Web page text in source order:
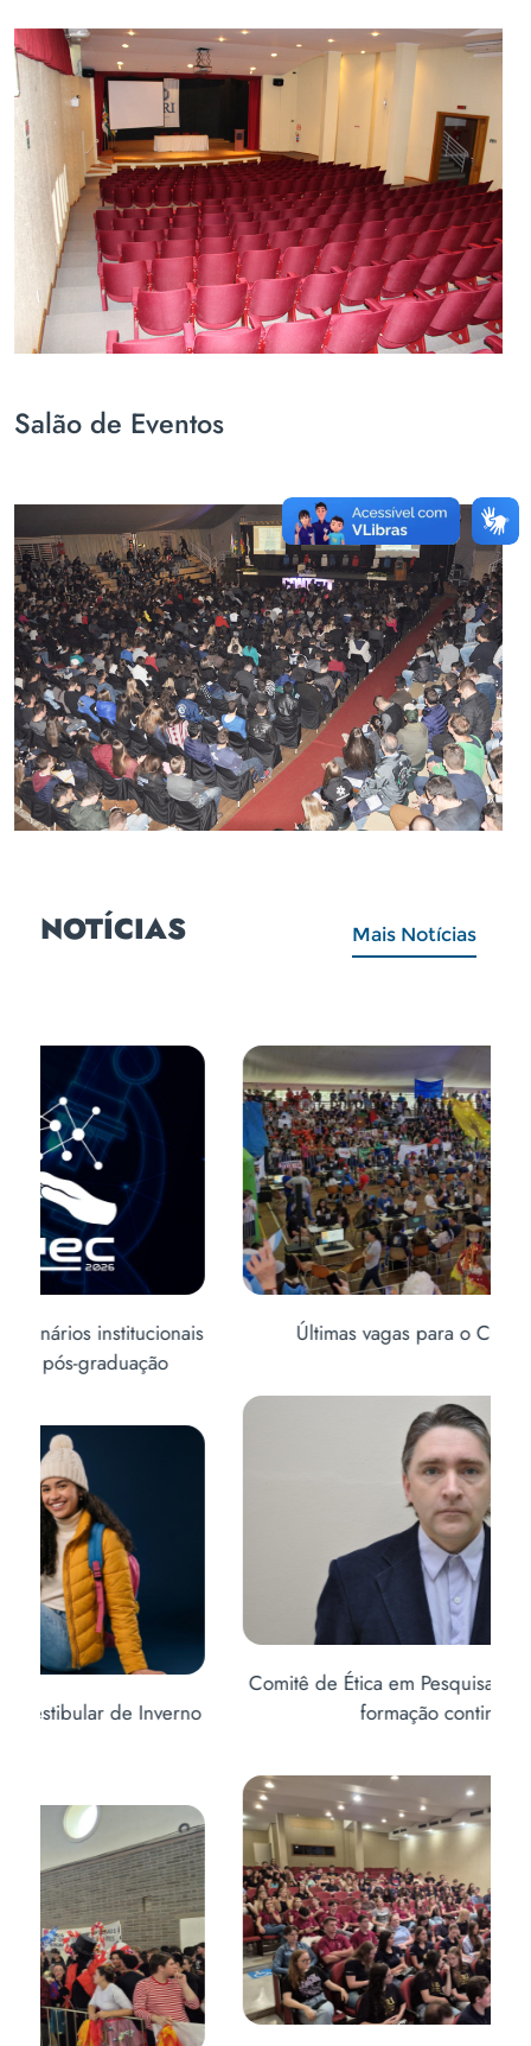
Salão de Eventos
NOTÍCIAS Mais Notícias
Últimas vagas para o CONECTA URI
Comitê de Ética em Pesquisa promove ciclo de
formação continuada